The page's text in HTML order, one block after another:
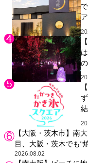
り
【大阪・茨木市】南
目、大阪・茨木でも“
2026.08.02